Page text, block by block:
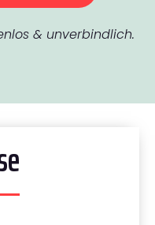
& unverbindlich.